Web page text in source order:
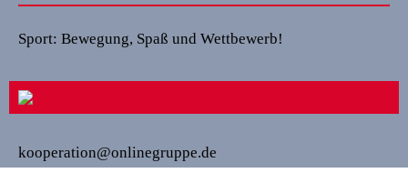
Sport: Bewegung, Spaß und Wettbewerb!
kooperation@onlinegruppe.de